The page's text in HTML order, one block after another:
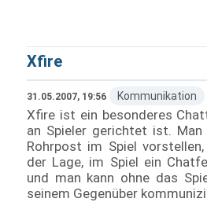
Xfire
31.05.2007, 19:56 Kommunikation
Xfire ist ein besonderes
an Spieler gerichtet ist.
Rohrpost im Spiel
der Lage, im Spiel ein
und man kann ohne das
seinem Gegenüber